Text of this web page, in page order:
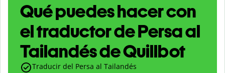
Qué puedes hacer con
el traductor de Persa al
Tailandés de Quillbot
Traducir del Persa al Tailandés